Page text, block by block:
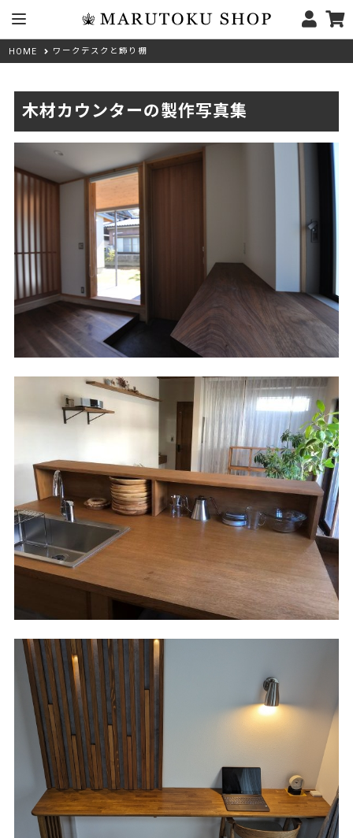
HOME ワークデスクと飾り棚
木材カウンターの製作写真集